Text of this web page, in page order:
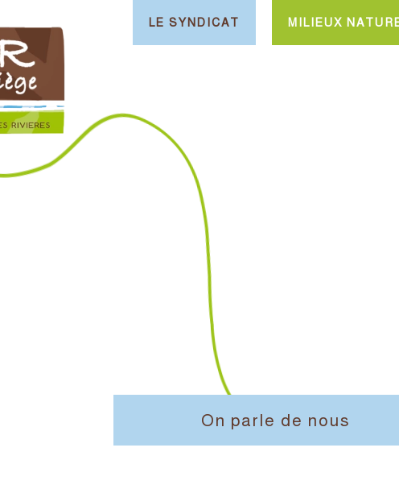
LE SYNDICAT MILIEUX
On parle de nous